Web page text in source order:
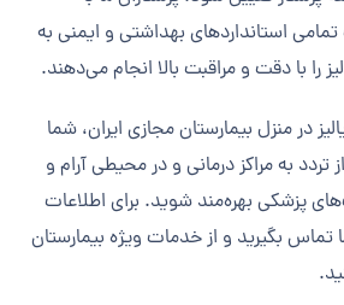
استانداردهای بهداشتی و ایمنی به
را با دقت و مراقبت بالا انجام می‌دهند.
در منزل بیمارستان مجازی ایران، شما
تردد به مراکز درمانی و در محیطی آرام و
پزشکی بهره‌مند شوید. برای اطلاعات
تماس بگیرید و از خدمات ویژه بیمارستان